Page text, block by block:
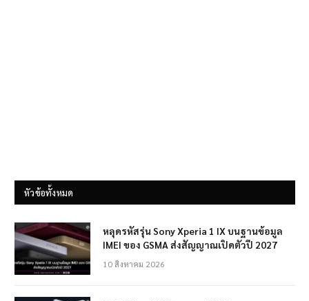
หัวข้อทั้งหมด
หลุดรหัสรุ่น Sony Xperia 1 IX บนฐานข้อมูล
IMEI ของ GSMA ส่งสัญญาณเปิดตัวปี 2027
10 สิงหาคม 2026